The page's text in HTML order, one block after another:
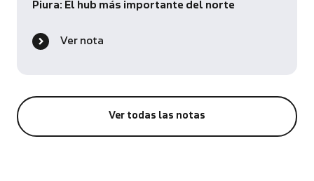
Piura: El hub más importante del norte
Ver nota
Ver todas las notas